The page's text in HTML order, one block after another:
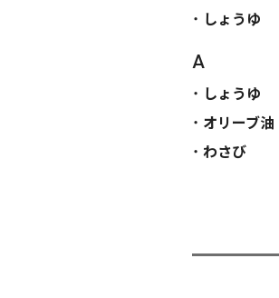
しょうゆ
A
しょうゆ
オリーブ油
わさび